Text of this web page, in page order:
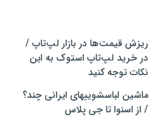
ریزش قیمت‌ها در بازار لپ‌تاپ /
در خرید لپ‌تاپ استوک به این
نکات توجه کنید
ماشین لباسشویی‎های ایرانی چند؟
/ از اسنوا تا جی پلاس